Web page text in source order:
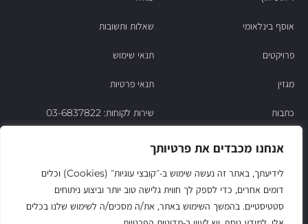
אנחנו מכבדים את פרטיותך
לידיעתך, באתר זה נעשה שימוש ב‑״קובצי עוגיות״ (Cookies) וכלים
דומים אחרים, כדי לספק לך חווית גלישה טוב יותר וביצוע ניתוחים
סטטיסטיים. בהמשך השימוש באתר, את/ה מסכים/ה לשימוש שלנו בכלים
אוסף בינלאומי
פרויקטים
מגזין
כתבות
צור קשר
שאלות ותשובות
תנאי שימוש
תנאי פרטיות
שירות לקוחות: 03-6837822